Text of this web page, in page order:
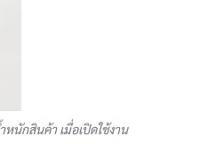
นักสินค้า เมื่อเปิดใช้งาน